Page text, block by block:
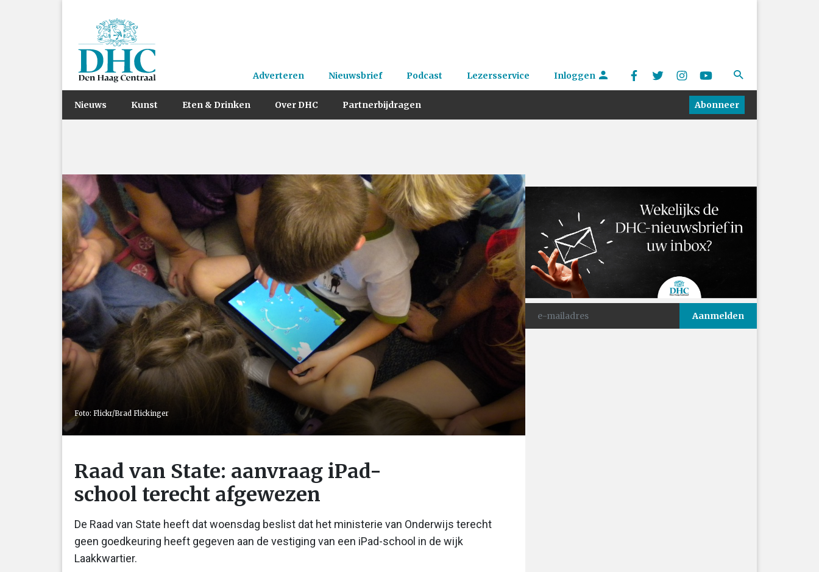
Adverteren Nieuwsbrief Podcast Lezersservice Inloggen
Nieuws Kunst Eten & Drinken Over DHC Partnerbijdragen Abonneer
Foto: Flickr/Brad Flickinger
Raad van State: aanvraag iPad-
school terecht afgewezen
De Raad van State heeft dat woensdag beslist dat het ministerie van Onderwijs terecht
geen goedkeuring heeft gegeven aan de vestiging van een iPad-school in de wijk
Laakkwartier.